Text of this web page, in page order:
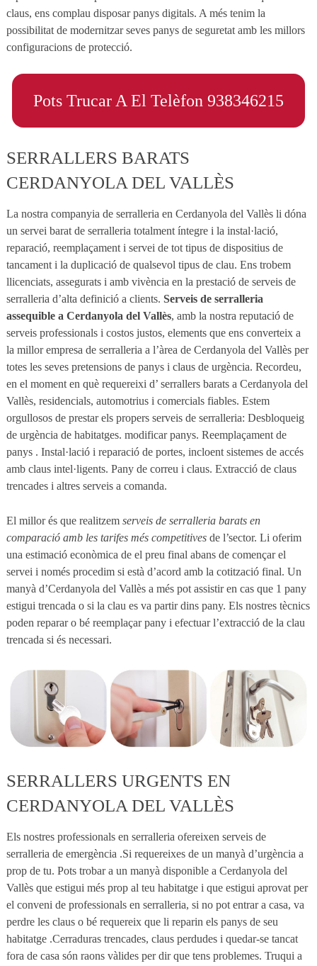
claus, ens complau disposar panys digitals. A més tenim la
possibilitat de modernitzar seves panys de seguretat amb les millors
configuracions de protecció.
Pots Trucar A El Telèfon 938346215
SERRALLERS BARATS
CERDANYOLA DEL VALLÈS
La nostra companyia de serralleria en Cerdanyola del Vallès li dóna
un servei barat de serralleria totalment íntegre i la instal·lació,
reparació, reemplaçament i servei de tot tipus de dispositius de
tancament i la duplicació de qualsevol tipus de clau. Ens trobem
llicenciats, assegurats i amb vivència en la prestació de serveis de
serralleria d’alta definició a clients. Serveis de serralleria
assequible a Cerdanyola del Vallès, amb la nostra reputació de
serveis professionals i costos justos, elements que ens converteix a
la millor empresa de serralleria a l’àrea de Cerdanyola del Vallès per
totes les seves pretensions de panys i claus de urgència. Recordeu,
en el moment en què requereixi d’ serrallers barats a Cerdanyola del
Vallès, residencials, automotrius i comercials fiables. Estem
orgullosos de prestar els propers serveis de serralleria: Desbloqueig
de urgència de habitatges. modificar panys. Reemplaçament de
panys . Instal·lació i reparació de portes, incloent sistemes de accés
amb claus intel·ligents. Pany de correu i claus. Extracció de claus
trencades i altres serveis a comanda.
El millor és que realitzem serveis de serralleria barats en
comparació amb les tarifes més competitivesde l’sector. Li oferim
una estimació econòmica de el preu final abans de començar el
servei i només procedim si està d’acord amb la cotització final. Un
manyà d’Cerdanyola del Vallès a més pot assistir en cas que 1 pany
estigui trencada o si la clau es va partir dins pany. Els nostres tècnics
poden reparar o bé reemplaçar pany i efectuar l’extracció de la clau
trencada si és necessari.
SERRALLERS URGENTS EN
CERDANYOLA DEL VALLÈS
Els nostres professionals en serralleria ofereixen serveis de
serralleria de emergència .Si requereixes de un manyà d’urgència a
prop de tu. Pots trobar a un manyà disponible a Cerdanyola del
Vallès que estigui més prop al teu habitatge i que estigui aprovat per
el conveni de professionals en serralleria, si no pot entrar a casa, va
perdre les claus o bé requereix que li reparin els panys de seu
habitatge .Cerraduras trencades, claus perdudes i quedar-se tancat
fora de casa són raons vàlides per dir que tens problemes. Truqui a